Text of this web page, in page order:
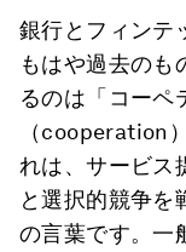
銀行とフィンテ
もはや過去のも
るのは「コーペ
（cooperation
れは、サービス
と選択的競争を
の言葉です。一